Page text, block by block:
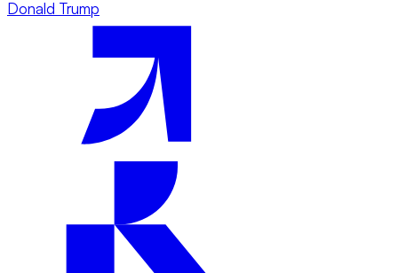
Donald Trump